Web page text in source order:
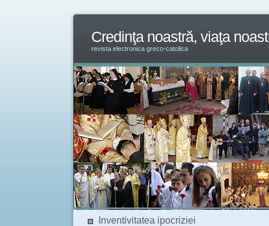
Credinţa noastră, viaţa
revista electronica greco-catolica
Inventivitatea ipocriziei